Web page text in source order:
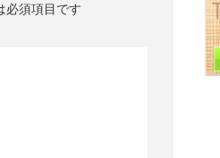
必須項目です